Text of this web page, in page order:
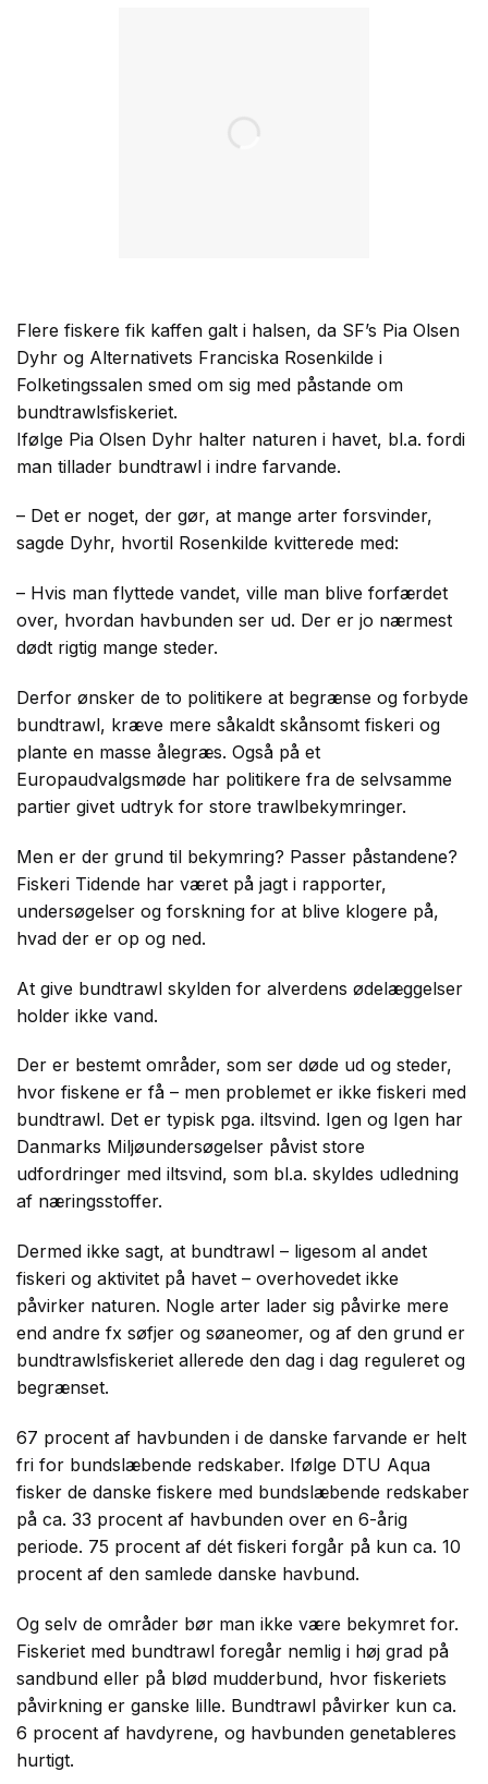
Flere fiskere fik kaffen galt i halsen, da SF’s Pia Olsen
Dyhr og Alternativets Franciska Rosenkilde i
Folketingssalen smed om sig med påstande om
bundtrawlsfiskeriet.
Ifølge Pia Olsen Dyhr halter naturen i havet, bl.a. fordi
man tillader bundtrawl i indre farvande.
– Det er noget, der gør, at mange arter forsvinder,
sagde Dyhr, hvortil Rosenkilde kvitterede med:
– Hvis man flyttede vandet, ville man blive forfærdet
over, hvordan havbunden ser ud. Der er jo nærmest
dødt rigtig mange steder.
Derfor ønsker de to politikere at begrænse og forbyde
bundtrawl, kræve mere såkaldt skånsomt fiskeri og
plante en masse ålegræs. Også på et
Europaudvalgsmøde har politikere fra de selvsamme
partier givet udtryk for store trawlbekymringer.
Men er der grund til bekymring? Passer påstandene?
Fiskeri Tidende har været på jagt i rapporter,
undersøgelser og forskning for at blive klogere på,
hvad der er op og ned.
At give bundtrawl skylden for alverdens ødelæggelser
holder ikke vand.
Der er bestemt områder, som ser døde ud og steder,
hvor fiskene er få – men problemet er ikke fiskeri med
bundtrawl. Det er typisk pga. iltsvind. Igen og Igen har
Danmarks Miljøundersøgelser påvist store
udfordringer med iltsvind, som bl.a. skyldes udledning
af næringsstoffer.
Dermed ikke sagt, at bundtrawl – ligesom al andet
fiskeri og aktivitet på havet – overhovedet ikke
påvirker naturen. Nogle arter lader sig påvirke mere
end andre fx søfjer og søaneomer, og af den grund er
bundtrawlsfiskeriet allerede den dag i dag reguleret og
begrænset.
67 procent af havbunden i de danske farvande er helt
fri for bundslæbende redskaber. Ifølge DTU Aqua
fisker de danske fiskere med bundslæbende redskaber
på ca. 33 procent af havbunden over en 6-årig
periode. 75 procent af dét fiskeri forgår på kun ca. 10
procent af den samlede danske havbund.
Og selv de områder bør man ikke være bekymret for.
Fiskeriet med bundtrawl foregår nemlig i høj grad på
sandbund eller på blød mudderbund, hvor fiskeriets
påvirkning er ganske lille. Bundtrawl påvirker kun ca.
6 procent af havdyrene, og havbunden genetableres
hurtigt.